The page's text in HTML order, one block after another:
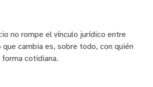
no rompe el vínculo jurídico entre
que cambia es, sobre todo, con quién
forma cotidiana.